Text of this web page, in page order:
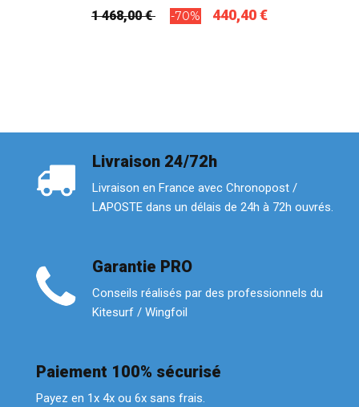
1 468,00 € -70% 440,40 €
Livraison 24/72h
Livraison en France avec Chronopost /
LAPOSTE dans un délais de 24h à 72h ouvrés.
Garantie PRO
Conseils réalisés par des professionnels du
Kitesurf / Wingfoil
Paiement 100% sécurisé
Payez en 1x 4x ou 6x sans frais.